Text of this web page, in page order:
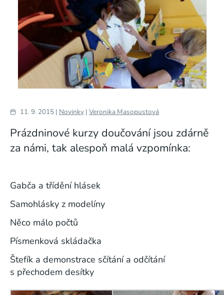
11. 9. 2015 | Novinky | Veronika Masopustová
Prázdninové kurzy doučování jsou zdárně
za námi, tak alespoň malá vzpomínka:
Gabča a třídění hlásek
Samohlásky z modelíny
Něco málo počtů
Písmenková skládačka
Štefík a demonstrace sčítání a odčítání
s přechodem desítky